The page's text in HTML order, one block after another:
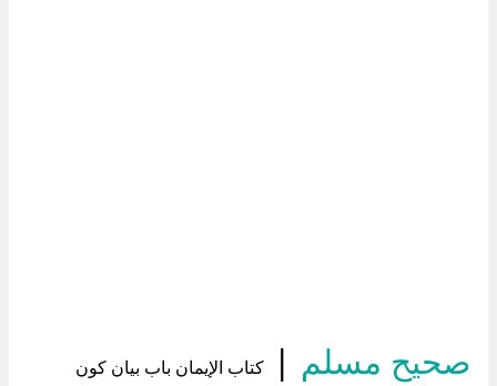
صحيح مسلم |
كتاب الإيمان باب بيان كون